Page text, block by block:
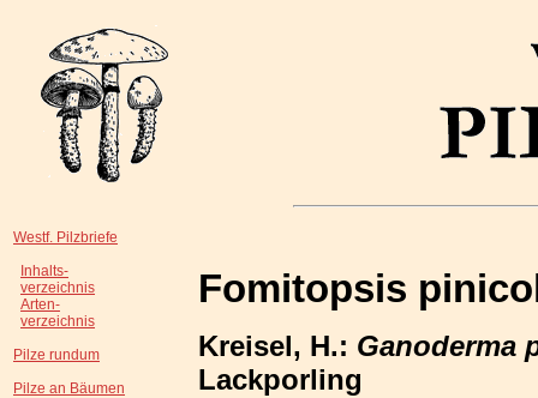
Westf. Pilzbriefe
Inhalts-
verzeichnis
Arten-
verzeichnis
Pilze rundum
Pilze an Bäumen
Fomitopsis
Kreisel, H.: Ganoderma
Lackporling